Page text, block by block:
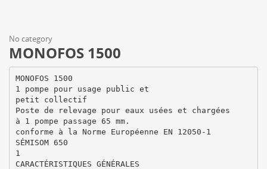
No category
MONOFOS 1500
MONOFOS 1500
1 pompe pour usage public et
petit collectif
Poste de relevage pour eaux usées et chargées
à 1 pompe passage 65 mm.
conforme à la Norme Européenne EN 12050-1
SÉMISOM 650
1
CARACTÉRISTIQUES GÉNÉRALES